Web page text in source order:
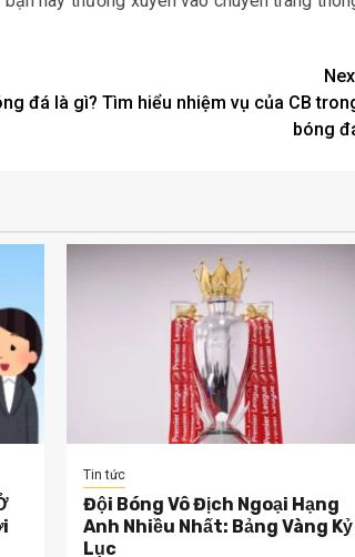
đá là gì? Tìm hiểu nhiệm vụ của CB
bóng
Tin tức
Đội Bóng Vô Địch Ngoại Hạng
Anh Nhiều Nhất: Bảng Vàng Kỷ
Lục